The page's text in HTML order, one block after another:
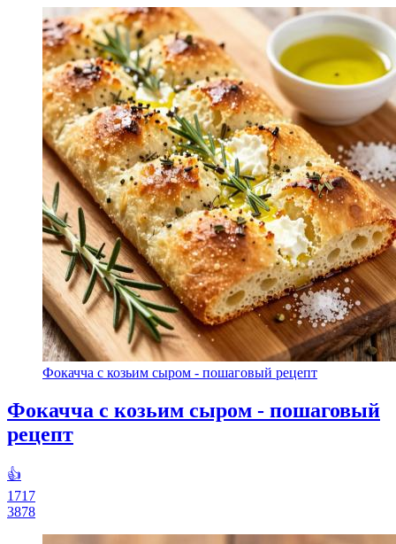
Фокачча с козьим сыром - пошаговый рецепт
Фокачча с козьим сыром - пошаговый
рецепт
👍
1717
3878